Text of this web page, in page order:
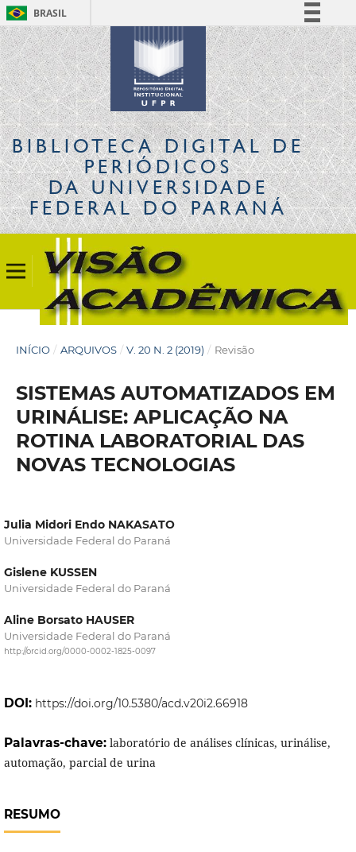
BRASIL
Simplifique!
Comunica BR
Participe
Acesso à informação
Legislação
Canais
BIBLIOTECA DIGITALDE
PERIÓDICOS
DA UNIVERSIDADE
FEDERAL DO PARANÁ
INÍCIO / ARQUIVOS / V. 20 N. 2 (2019) / Revisão
SISTEMAS AUTOMATIZADOS EM
URINÁLISE: APLICAÇÃO NA
ROTINA LABORATORIAL DAS
NOVAS TECNOLOGIAS
Julia Midori Endo NAKASATO
Universidade Federal do Paraná
Gislene KUSSEN
Universidade Federal do Paraná
Aline Borsato HAUSER
Universidade Federal do Paraná
http://orcid.org/0000-0002-1825-0097
DOI: https://doi.org/10.5380/acd.v20i2.66918
Palavras-chave: laboratório de análises clínicas, urinálise,
automação, parcial de urina
RESUMO